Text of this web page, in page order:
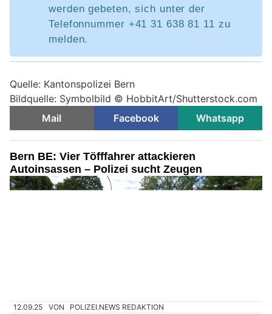
werden gebeten, sich unter der
Telefonnummer +41 31 638 81 11 zu
melden.
Quelle: Kantonspolizei Bern
Bildquelle: Symbolbild © HobbitArt/Shutterstock.com
Mail
Facebook Whatsapp
Bern BE: Vier Töfffahrer attackieren
Autoinsassen – Polizei sucht Zeugen
12.09.25 VON POLIZEI.NEWS REDAKTION